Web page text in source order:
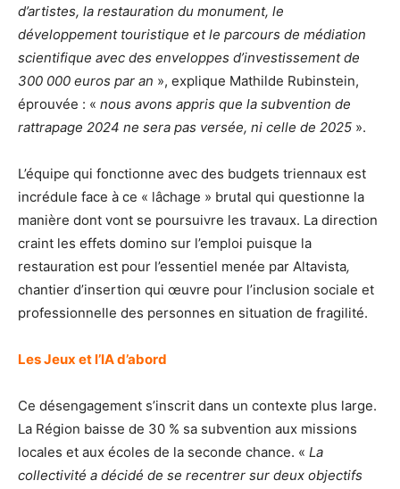
d’artistes, la restauration du monument, le
développement touristique et le parcours de médiation
scientifique avec des enveloppes d’investissement de
300 000 euros par an », explique Mathilde Rubinstein,
éprouvée : « nous avons appris que la subvention de
rattrapage 2024 ne sera pas versée, ni celle de 2025 ».
L’équipe qui fonctionne avec des budgets triennaux est
incrédule face à ce « lâchage » brutal qui questionne la
manière dont vont se poursuivre les travaux. La direction
craint les effets domino sur l’emploi puisque la
restauration est pour l’essentiel menée par Altavista,
chantier d’insertion qui œuvre pour l’inclusion sociale et
professionnelle des personnes en situation de fragilité.
Les Jeux et l’IA d’abord
Ce désengagement s’inscrit dans un contexte plus large.
La Région baisse de 30 % sa subvention aux missions
locales et aux écoles de la seconde chance. « La
collectivité a décidé de se recentrer sur deux objectifs